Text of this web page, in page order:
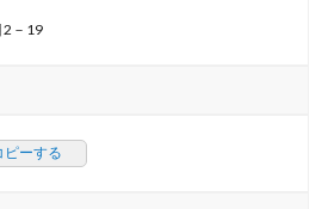
2－19
ピーする